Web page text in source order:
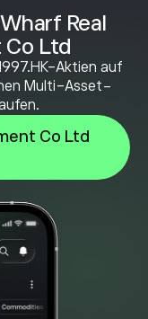
Real
Co Ltd
Aktien auf
Multi-Asset-
Co Ltd